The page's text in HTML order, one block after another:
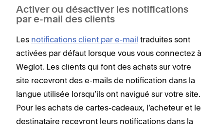
Activer ou désactiver les notifications
par e-mail des clients
Les notifications client par e-mail traduites sont
activées par défaut lorsque vous vous connectez à
Weglot. Les clients qui font des achats sur votre
site recevront des e-mails de notification dans la
langue utilisée lorsqu’ils ont navigué sur votre site.
Pour les achats de cartes-cadeaux, l’acheteur et le
destinataire recevront leurs notifications dans la